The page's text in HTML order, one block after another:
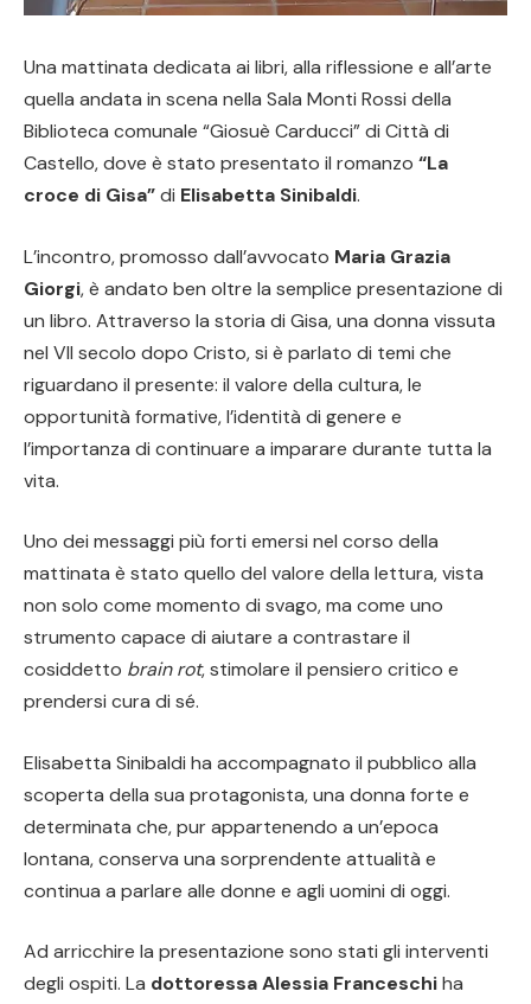
Una mattinata dedicata ai libri, alla riflessione e all’arte
quella andata in scena nella Sala Monti Rossi della
Biblioteca comunale “Giosuè Carducci” di Città di
Castello, dove è stato presentato il romanzo “La
croce di Gisa”di Elisabetta Sinibaldi.
L’incontro, promosso dall’avvocato Maria Grazia
Giorgi, è andato ben oltre la semplice presentazione di
un libro. Attraverso la storia di Gisa, una donna vissuta
nel VII secolo dopo Cristo, si è parlato di temi che
riguardano il presente: il valore della cultura, le
opportunità formative, l’identità di genere e
l’importanza di continuare a imparare durante tutta la
vita.
Uno dei messaggi più forti emersi nel corso della
mattinata è stato quello del valore della lettura, vista
non solo come momento di svago, ma come uno
strumento capace di aiutare a contrastare il
cosiddetto brain rot, stimolare il pensiero critico e
prendersi cura di sé.
Elisabetta Sinibaldi ha accompagnato il pubblico alla
scoperta della sua protagonista, una donna forte e
determinata che, pur appartenendo a un’epoca
lontana, conserva una sorprendente attualità e
continua a parlare alle donne e agli uomini di oggi.
Ad arricchire la presentazione sono stati gli interventi
degli ospiti. La dottoressa Alessia Franceschiha